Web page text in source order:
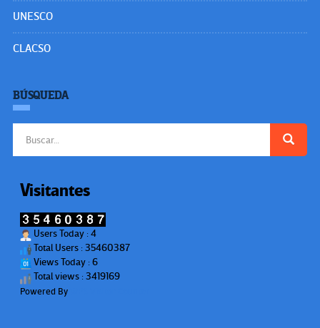
UNESCO
CLACSO
BÚSQUEDA
Visitantes
Users Today : 4
Total Users : 35460387
Views Today : 6
Total views : 3419169
Powered By